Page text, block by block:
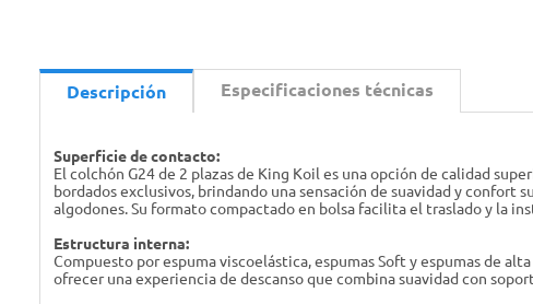
Descripción Especificaciones técnicas
Superficie de contacto:
El colchón G24 de 2 plazas de King Koil es una opción de calidad
bordados exclusivos, brindando una sensación de suavidad y
algodones. Su formato compactado en bolsa facilita el traslado y la
Estructura interna:
Compuesto por espuma viscoelástica, espumas Soft y espumas de
ofrecer una experiencia de descanso que combina suavidad con